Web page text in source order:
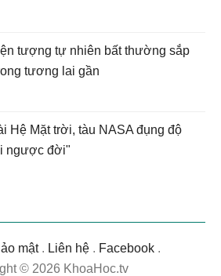
tượng tự nhiên bất thường sắp
tương lai gần
Hệ Mặt trời, tàu NASA đụng độ
ngược đời"
mật. Liên hệ . Facebook .
© 2026 KhoaHoc.tv